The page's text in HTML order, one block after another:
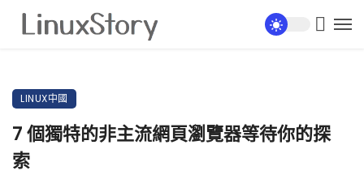
LINUX中國
7 個獨特的非主流網頁瀏覽器等待你的探
索